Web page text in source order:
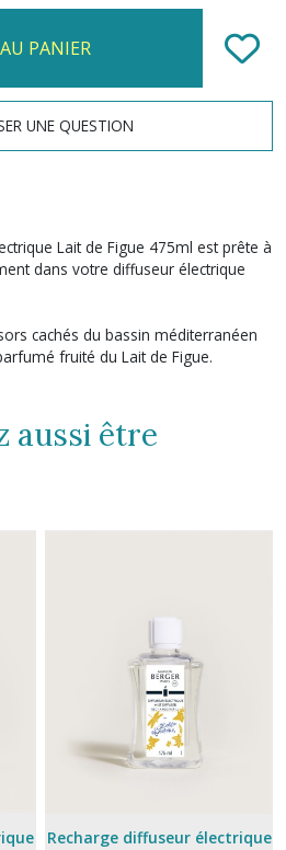
PANIER
UNE QUESTION
Lait de Figue 475ml est prête à
dans votre diffuseur électrique
cachés du bassin méditerranéen
fruité du Lait de Figue.
aussi être
Recharge diffuseur électrique